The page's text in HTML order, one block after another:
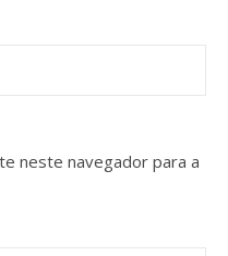
neste navegador para a